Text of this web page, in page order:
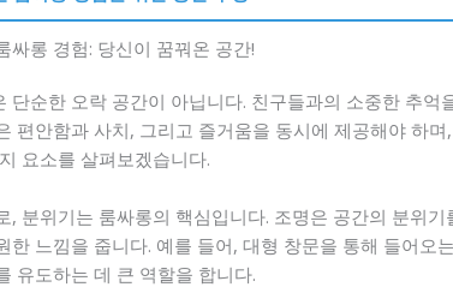
싸롱 경험: 당신이 꿈꿔온 공간!
단순한 오락 공간이 아닙니다. 친구들과의 소중한 추
편안함과 사치, 그리고 즐거움을 동시에 제공해야 하
요소를 살펴보겠습니다.
, 분위기는 룸싸롱의 핵심입니다. 조명은 공간의 분위
한 느낌을 줍니다. 예를 들어, 대형 창문을 통해 들어
유도하는 데 큰 역할을 합니다.